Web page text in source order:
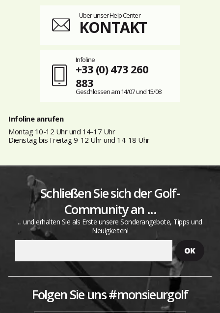
Über unser Help Center
KONTAKT
Infoline
+33 (0) 473 260
883
Geschlossen am 14/07 und 15/08
Infoline anrufen
Montag 10-12 Uhr und 14-17 Uhr
Dienstag bis Freitag 9-12 Uhr und 14-18 Uhr
Schließen Sie sich der Golf-
Community an ...
... und erhalten Sie als Erste unsere Sonderangebote, Tipps und
Neuigkeiten!
Folgen Sie uns #monsieurgolf